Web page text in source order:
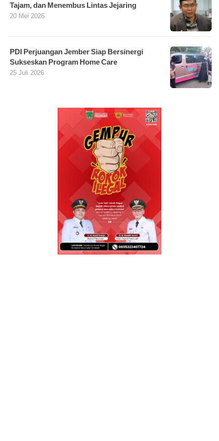
Tajam, dan Menembus Lintas Jejaring
20 Mei 2026
PDI Perjuangan Jember Siap Bersinergi
Sukseskan Program Home Care
25 Juli 2026